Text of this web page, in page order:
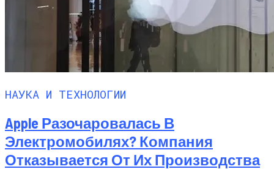
НАУКА И ТЕХНОЛОГИИ
Apple Разочаровалась В
Электромобилях? Компания
Отказывается От Их Производства